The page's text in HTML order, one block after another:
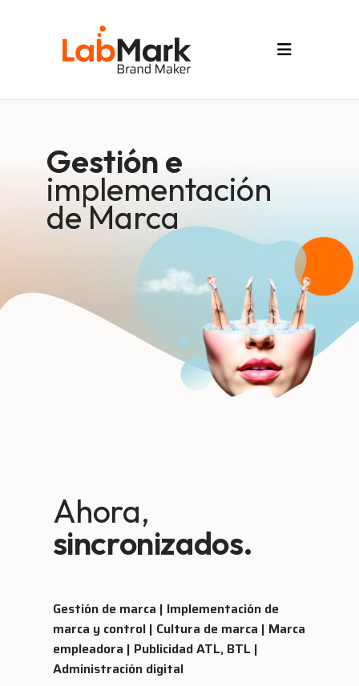
Gestión e
de Marca
implementación
Ahora,
sincronizados.
Gestión de marca | Implementación de
marca y control | Cultura de marca | Marca
empleadora | Publicidad ATL, BTL |
Administración digital